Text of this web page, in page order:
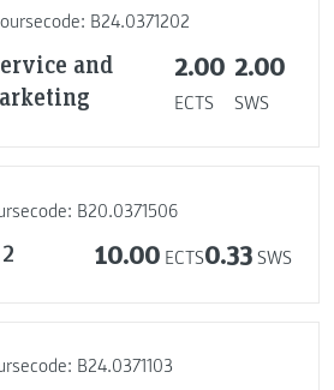
B24.0371202
and
2.00
ECTS
2.00
SWS
B20.0371506
10.00 ECTS0.33 SWS
B24.0371103